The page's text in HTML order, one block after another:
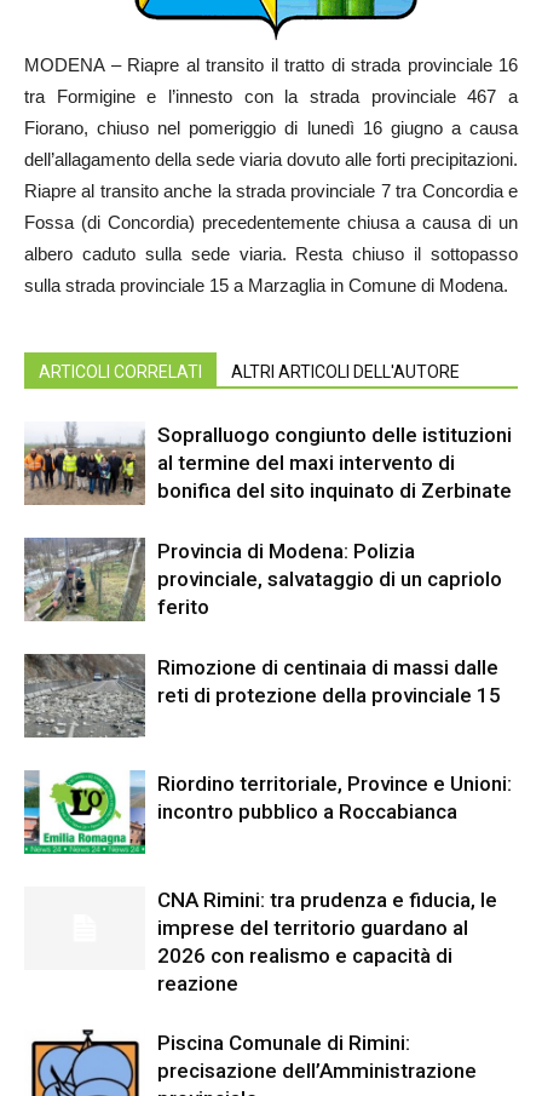
MODENA – Riapre al transito il tratto di strada provinciale 16
tra Formigine e l’innesto con la strada provinciale 467 a
Fiorano, chiuso nel pomeriggio di lunedì 16 giugno a causa
dell’allagamento della sede viaria dovuto alle forti precipitazioni.
Riapre al transito anche la strada provinciale 7 tra Concordia e
Fossa (di Concordia) precedentemente chiusa a causa di un
albero caduto sulla sede viaria. Resta chiuso il sottopasso
sulla strada provinciale 15 a Marzaglia in Comune di Modena.
ARTICOLI CORRELATI ALTRI ARTICOLI DELL'AUTORE
Sopralluogo congiunto delle istituzioni
al termine del maxi intervento di
bonifica del sito inquinato di Zerbinate
Provincia di Modena: Polizia
provinciale, salvataggio di un capriolo
ferito
Rimozione di centinaia di massi dalle
reti di protezione della provinciale 15
Riordino territoriale, Province e Unioni:
incontro pubblico a Roccabianca
CNA Rimini: tra prudenza e fiducia, le
imprese del territorio guardano al
2026 con realismo e capacità di
reazione
Piscina Comunale di Rimini:
precisazione dell’Amministrazione